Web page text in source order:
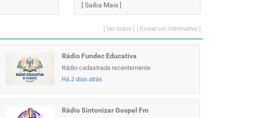
[Saiba Mais]
[ Enviar um informativo ]
[ Ver todos ]
Rádio Fundec Educativa
Rádio cadastrada recentemente
Há 2 dias atrás
Rádio Sintonizar Gospel Fm